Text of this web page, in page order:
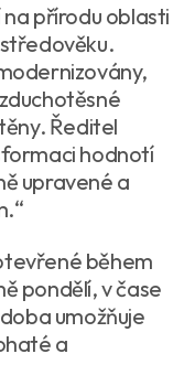
na přírodu oblasti
Ředitel
hodnotí
upravené a
během
pondělí, v čase
umožňuje
a